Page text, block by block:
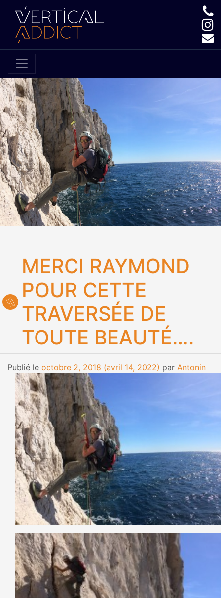
MERCI RAYMOND
POUR CETTE
TRAVERSÉE DE
TOUTE BEAUTÉ….
Publié le octobre 2, 2018 (avril 14, 2022) par Antonin